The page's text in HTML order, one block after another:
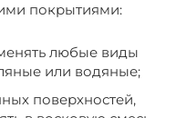
покрытиями:
любые виды
или водяные;
поверхностей,